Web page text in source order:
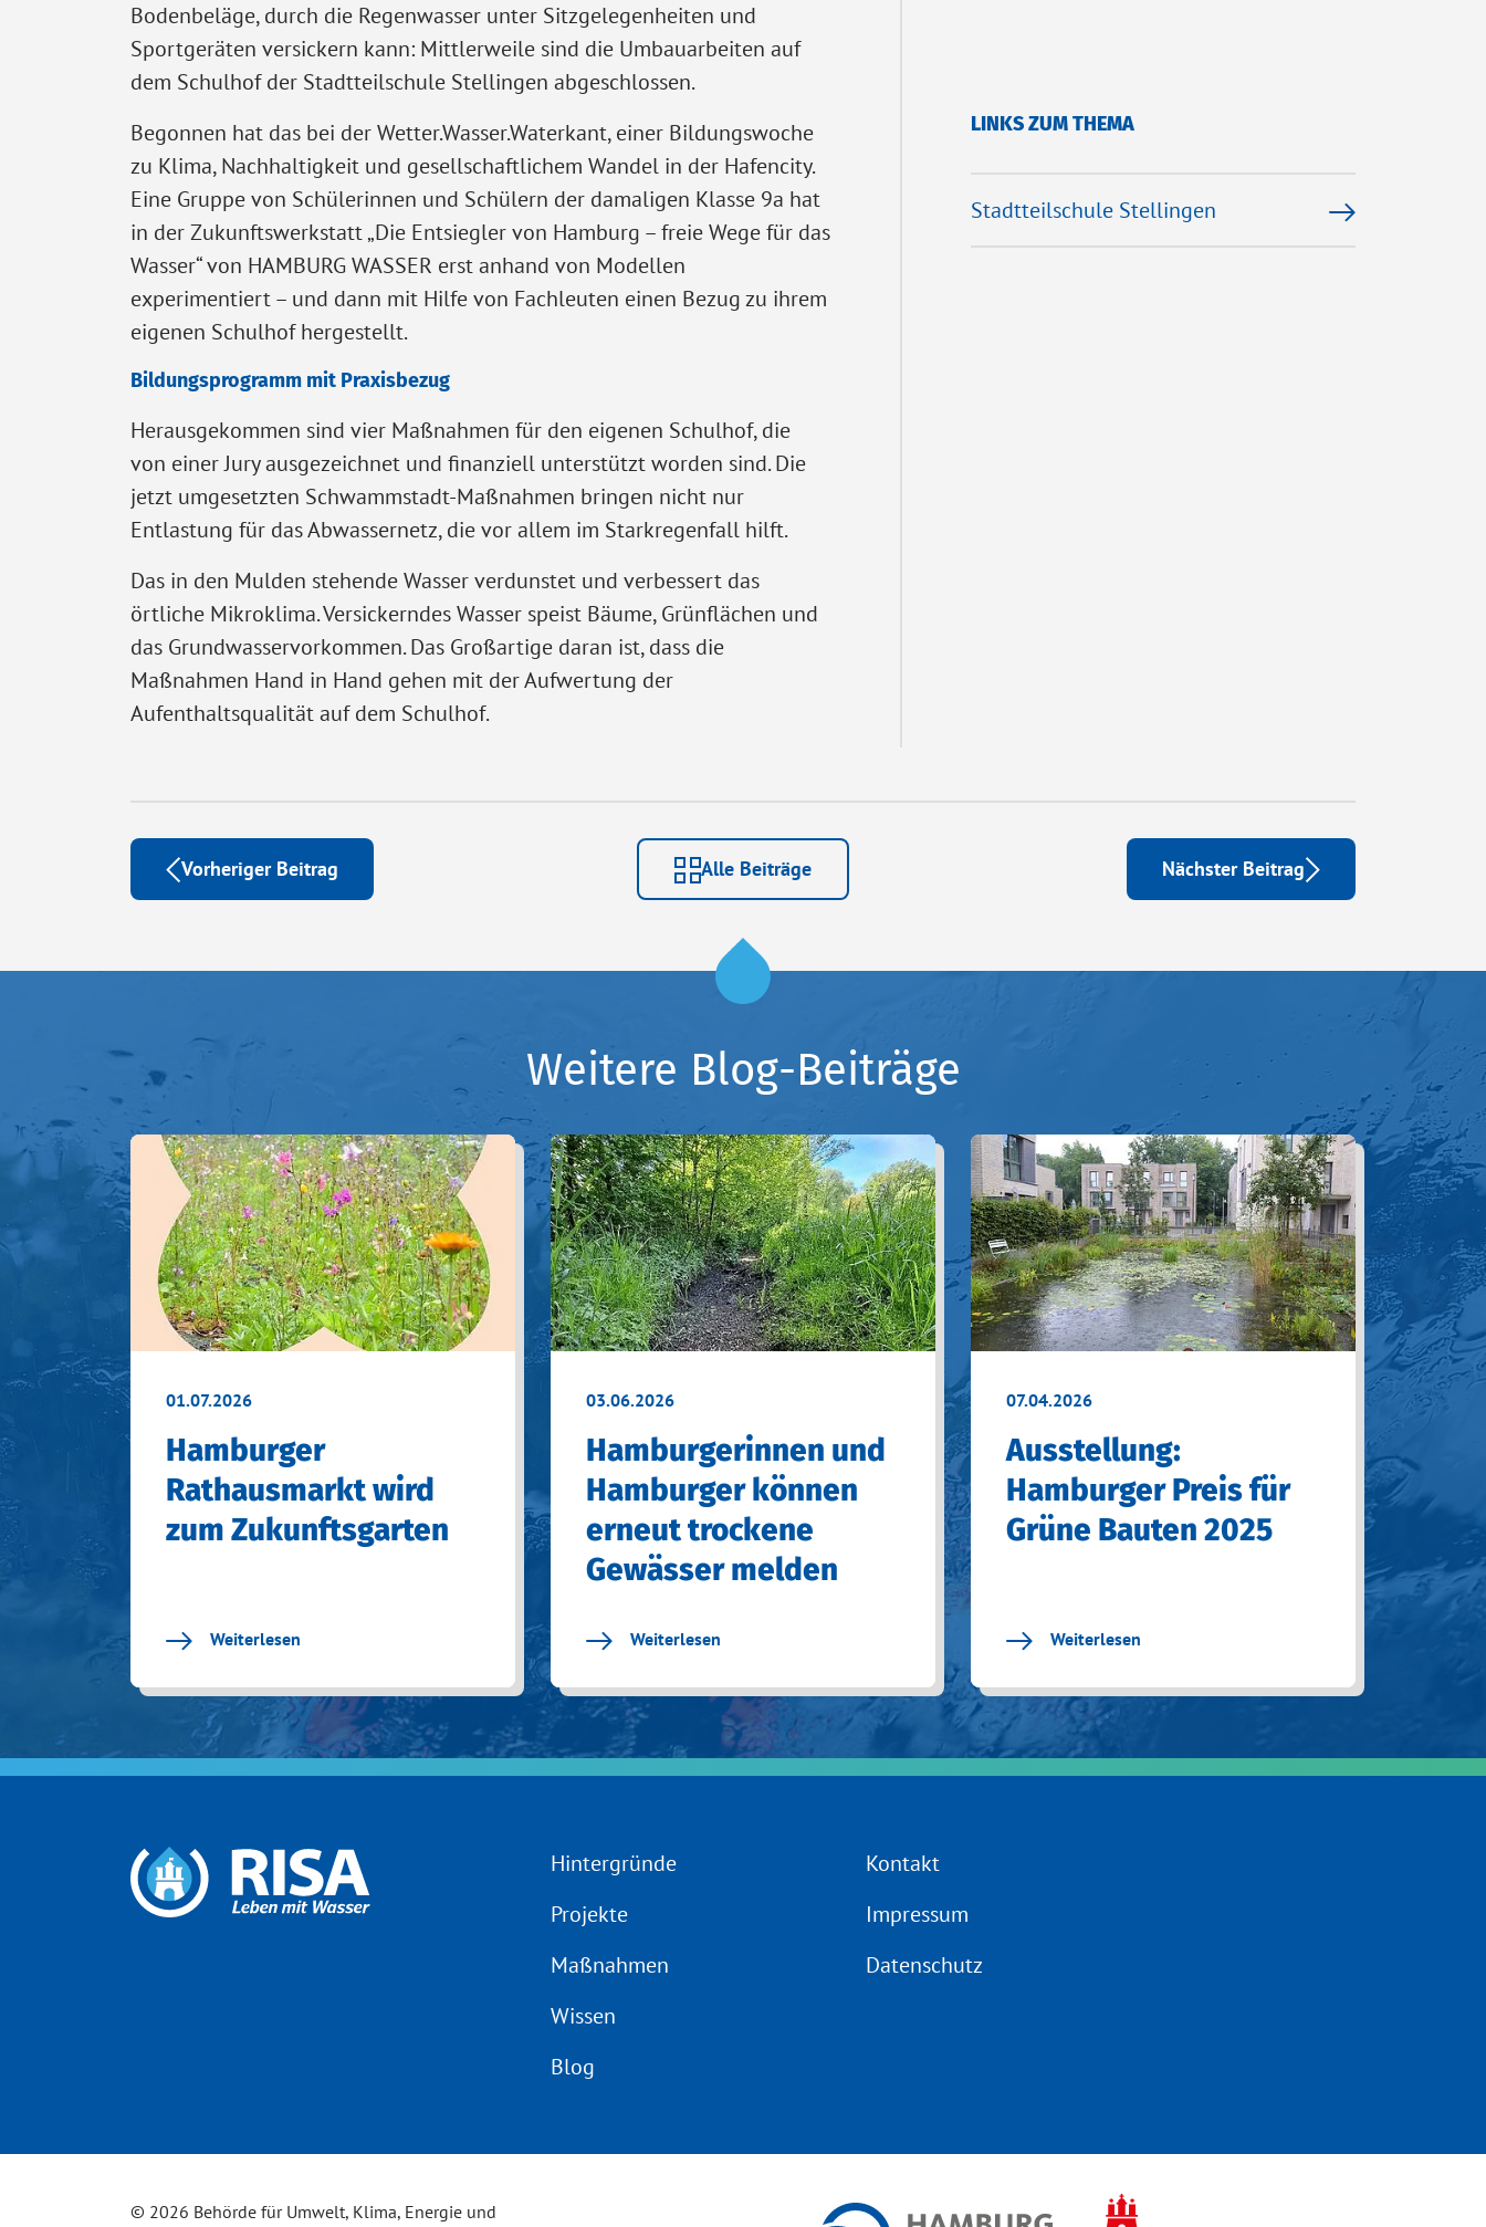
Bodenbeläge, durch die Regenwasser unter Sitzgelegenheiten und
Sportgeräten versickern kann: Mittlerweile sind die Umbauarbeiten auf
dem Schulhof der Stadtteilschule Stellingen abgeschlossen.
Begonnen hat das bei der Wetter.Wasser.Waterkant, einer Bildungswoche
zu Klima, Nachhaltigkeit und gesellschaftlichem Wandel in der Hafencity.
Eine Gruppe von Schülerinnen und Schülern der damaligen Klasse 9a hat
in der Zukunftswerkstatt „Die Entsiegler von Hamburg – freie Wege für das
Wasser“ von HAMBURG WASSER erst anhand von Modellen
experimentiert – und dann mit Hilfe von Fachleuten einen Bezug zu ihrem
eigenen Schulhof hergestellt.
Bildungsprogramm mit Praxisbezug
Herausgekommen sind vier Maßnahmen für den eigenen Schulhof, die
von einer Jury ausgezeichnet und finanziell unterstützt worden sind. Die
jetzt umgesetzten Schwammstadt-Maßnahmen bringen nicht nur
Entlastung für das Abwassernetz, die vor allem im Starkregenfall hilft.
Das in den Mulden stehende Wasser verdunstet und verbessert das
örtliche Mikroklima. Versickerndes Wasser speist Bäume, Grünflächen und
das Grundwasservorkommen. Das Großartige daran ist, dass die
Maßnahmen Hand in Hand gehen mit der Aufwertung der
Aufenthaltsqualität auf dem Schulhof.
LINKS ZUM THEMA
Stadtteilschule Stellingen
Vorheriger Beitrag Alle Beiträge Nächster Beitrag
Weitere Blog-Beiträge
01.07.2026
Hamburger
Rathausmarkt wird
zum Zukunftsgarten
Weiterlesen
03.06.2026
Hamburgerinnen und
Hamburger können
erneut trockene
Gewässer melden
Weiterlesen
07.04.2026
Ausstellung:
Hamburger Preis für
Grüne Bauten 2025
Weiterlesen
Hintergründe
Projekte
Maßnahmen
Wissen
Blog
Kontakt
Impressum
Datenschutz
© 2026 Behörde für Umwelt, Klima, Energie und